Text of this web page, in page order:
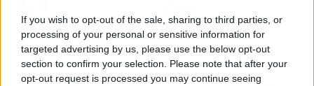
If you wish to opt-out of the sale, sharing to third parties, or
processing of your personal or sensitive information for
targeted advertising by us, please use the below opt-out
section to confirm your selection. Please note that after your
opt-out request is processed you may continue seeing
"plagie bien" todas sus
medidas para reducir
precio de la luz
recuerdan a los
personas asesinadas
por Parot